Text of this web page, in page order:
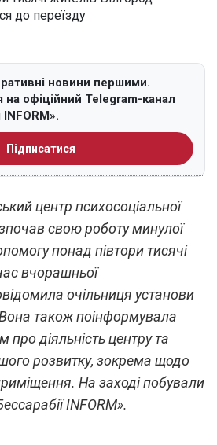
новини першими.
на офіційний Telegram-канал
Підписатися
центр психосоціальної
свою роботу минулої
понад півтори тисячі
вчорашньої
очільниця установи
також поінформувала
про діяльність центру та
розвитку, зокрема щодо
На заході побували
INFORM».